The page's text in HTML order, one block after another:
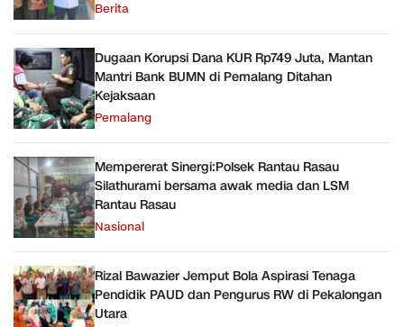
Berita
Dugaan Korupsi Dana KUR Rp749 Juta, Mantan
Mantri Bank BUMN di Pemalang Ditahan
Kejaksaan
Pemalang
Mempererat Sinergi:Polsek Rantau Rasau
Silathurami bersama awak media dan LSM
Rantau Rasau
Nasional
Rizal Bawazier Jemput Bola Aspirasi Tenaga
Pendidik PAUD dan Pengurus RW di Pekalongan
Utara